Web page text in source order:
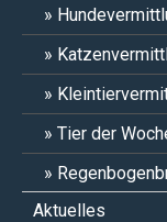
Tier der
Aktuelles